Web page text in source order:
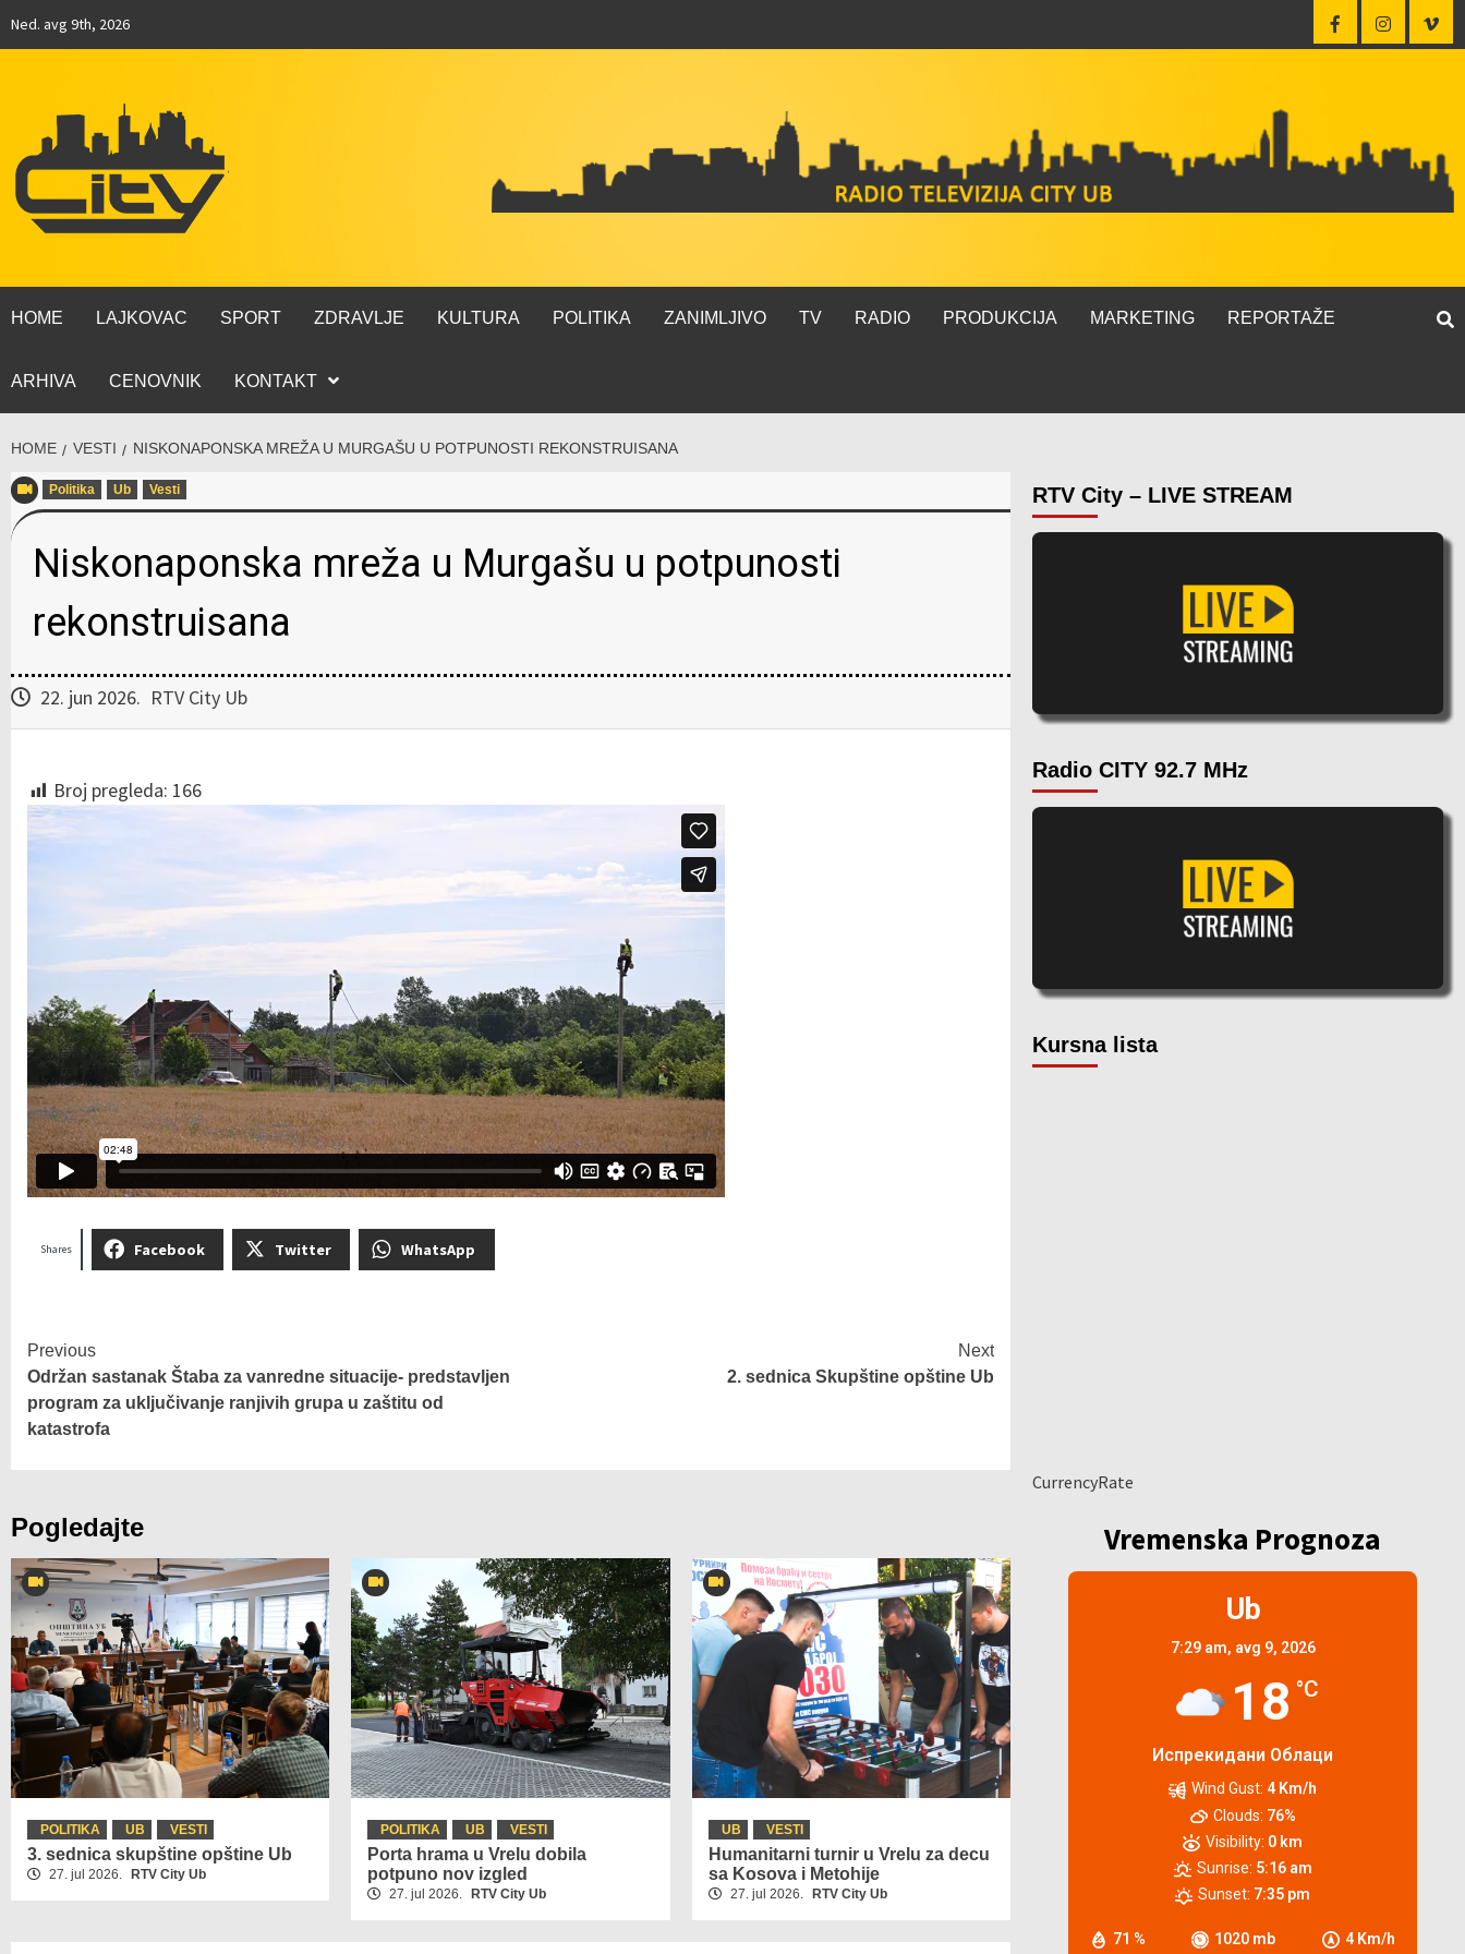
Ned. avg 9th, 2026
HOME LAJKOVAC SPORT ZDRAVLJE KULTURA POLITIKA ZANIMLJIVO TV RADIO PRODUKCIJA MARKETING REPORTAŽE
ARHIVA CENOVNIK KONTAKT
HOME VESTI NISKONAPONSKA MREŽA U MURGAŠU U POTPUNOSTI REKONSTRUISANA
Politika Ub Vesti
Niskonaponska mreža u Murgašu u potpunosti
rekonstruisana
22. jun 2026. RTV City Ub
Broj pregleda: 166
Facebook Twitter WhatsApp
Shares
Previous
Održan sastanak Štaba za vanredne situacije- predstavljen
program za uključivanje ranjivih grupa u zaštitu od
katastrofa
Next
2. sednica Skupštine opštine Ub
Pogledajte
POLITIKA UB VESTI
3. sednica skupštine opštine Ub
27. jul 2026. RTV City Ub
POLITIKA UB VESTI
Porta hrama u Vrelu dobila
potpuno nov izgled
27. jul 2026. RTV City Ub
UB VESTI
Humanitarni turnir u Vrelu za decu
sa Kosova i Metohije
27. jul 2026. RTV City Ub
RTV City – LIVE STREAM
Radio CITY 92.7 MHz
Kursna lista
CurrencyRate
Vremenska Prognoza
Ub
7:29 am, avg 9, 2026
18 °C
Испрекидани Облаци
71 % 1020 mb 4 Km/h
Wind Gust: 4 Km/h
Clouds: 76%
Visibility: 0 km
Sunrise: 5:16 am
Sunset: 7:35 pm